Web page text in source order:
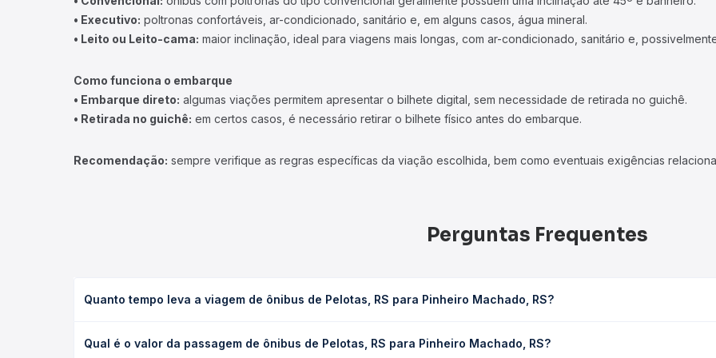
• Executivo: poltronas confortáveis, ar-condicionado, sanitário e, em alguns casos, água mineral.
• Leito ou Leito-cama: maior inclinação, ideal para viagens mais longas, com ar-condicionado, sanitário e,
Como funciona o embarque
• Embarque direto: algumas viações permitem apresentar o bilhete digital, sem necessidade de retirada no guichê.
• Retirada no guichê: em certos casos, é necessário retirar o bilhete físico antes do embarque.
Recomendação: sempre verifique as regras específicas da viação escolhida, bem como eventuais exigências
Perguntas Frequentes
Quanto tempo leva a viagem de ônibus de Pelotas, RS para Pinheiro Machado, RS?
leito) e as condições de tráfego. Na Quero Passagem você consulta os horários disponíveis e vê a duração exata de
Qual é o valor da passagem de ônibus de Pelotas, RS para Pinheiro Machado, RS?